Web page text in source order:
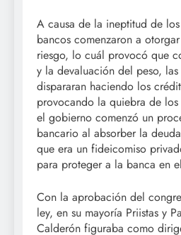
A causa de la ineptitud de
bancos comenzaron a
riesgo, lo cuál provocó que
y la devaluación del peso, las
dispararan haciendo los
provocando la quiebra de
el gobierno comenzó un
bancario al absorber la
que era un fideicomiso
para proteger a la banca en
Con la aprobación del
ley, en su mayoría Priistas y
Calderón figuraba como